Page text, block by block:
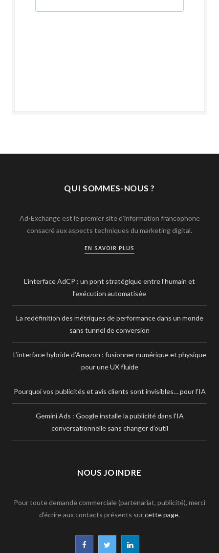
QUI SOMMES-NOUS ?
Ad-Exchange est le premier site d’information francophone
consacré aux aspects techniques du marketing digital.
EN SAVOIR PLUS
L’interface AdCP : un pont stratégique entre l’humain et
l’exécution automatisée
La redéfinition des métriques de performance dans un monde
sans tunnel de conversion
L’interface hybride d’Amazon : fusionner numérique et physique
pour une UX fluide
Pourquoi vos publicités et avis clients sont invisibles… pour l’IA
Gemini Ads : Google installe la publicité dans l’IA
conversationnelle sans changer d’outil
NOUS JOINDRE
Pour toute demande commerciale (partenariat, publicité), merci
d’écrire aux contacts présents surcette page.
F L